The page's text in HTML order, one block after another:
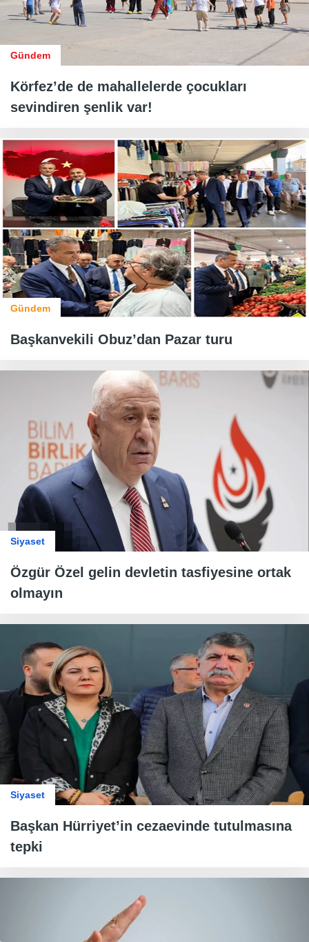
Gündem
Körfez’de de mahallelerde çocukları
sevindiren şenlik var!
Gündem
Başkanvekili Obuz’dan Pazar turu
Siyaset
Özgür Özel gelin devletin tasfiyesine ortak
olmayın
Siyaset
Başkan Hürriyet’in cezaevinde tutulmasına
tepki